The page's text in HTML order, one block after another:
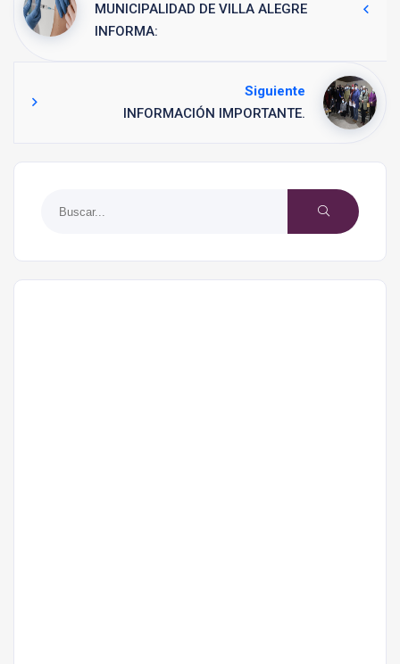
MUNICIPALIDAD DE VILLA ALEGRE
INFORMA:
Siguiente
INFORMACIÓN IMPORTANTE.